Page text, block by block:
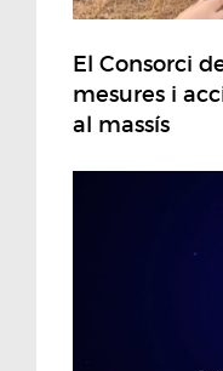
El Consorci
mesures i
al massís